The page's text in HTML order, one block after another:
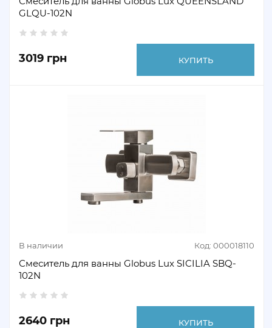
GLQU-102N
3019 грн КУПИТЬ
В наличии Код: 000018110
Смеситель для ванны Globus Lux SICILIA SBQ-
102N
2640 грн КУПИТЬ